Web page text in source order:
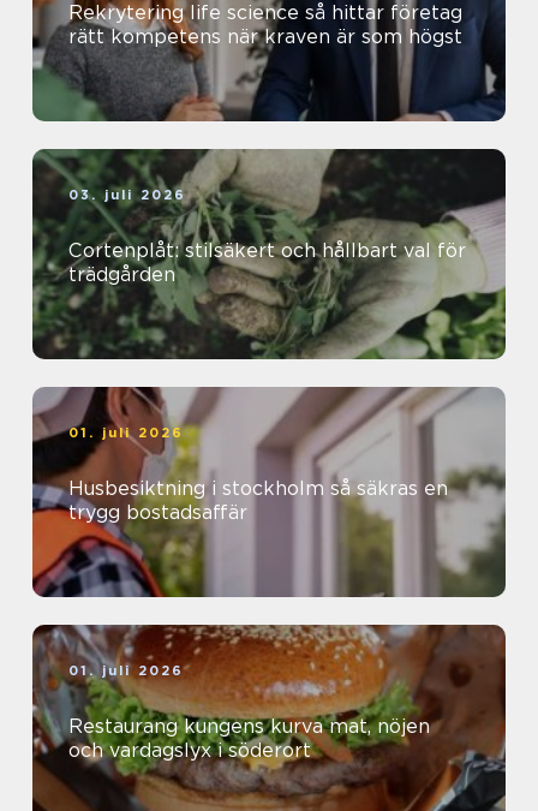
Rekrytering life science så hittar företag
rätt kompetens när kraven är som högst
03. juli 2026
Cortenplåt: stilsäkert och hållbart val för
trädgården
01. juli 2026
Husbesiktning i stockholm så säkras en
trygg bostadsaffär
01. juli 2026
Restaurang kungens kurva mat, nöjen
och vardagslyx i söderort